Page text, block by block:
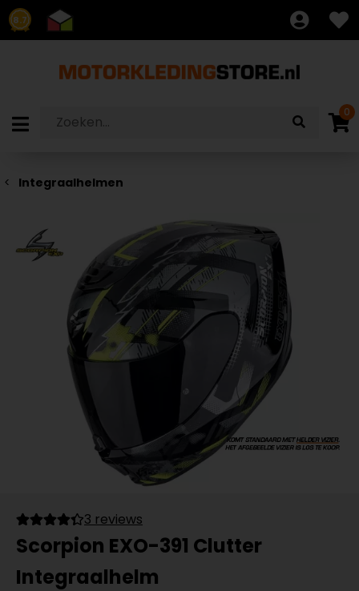
8.7
0
Integraalhelmen
3 reviews
Scorpion EXO-391 Clutter
Integraalhelm